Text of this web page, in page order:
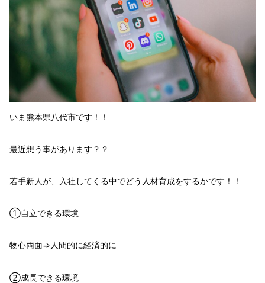
いま熊本県八代市です！！
最近想う事があります？？
若手新人が、入社してくる中でどう 人材育成をするかです！！
①自立できる環境
物心両面⇒人間的に経済的に
②成長できる環境